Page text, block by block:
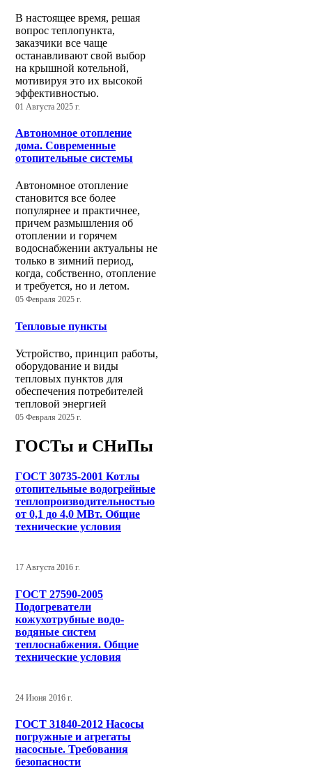
В настоящее время, решая
вопрос теплопункта,
заказчики все чаще
останавливают свой выбор
на крышной котельной,
мотивируя это их высокой
эффективностью.
01 Августа 2025 г.
Автономное отопление
дома. Современные
отопительные системы
Автономное отопление
становится все более
популярнее и практичнее,
причем размышления об
отоплении и горячем
водоснабжении актуальны не
только в зимний период,
когда, собственно, отопление
и требуется, но и летом.
05 Февраля 2025 г.
Тепловые пункты
Устройство, принцип работы,
оборудование и виды
тепловых пунктов для
обеспечения потребителей
тепловой энергией
05 Февраля 2025 г.
ГОСТы и СНиПы
ГОСТ 30735-2001 Котлы
отопительные водогрейные
теплопроизводительностью
от 0,1 до 4,0 МВт. Общие
технические условия
17 Августа 2016 г.
ГОСТ 27590-2005
Подогреватели
кожухотрубные водо-
водяные систем
теплоснабжения. Общие
технические условия
24 Июня 2016 г.
ГОСТ 31840-2012 Насосы
погружные и агрегаты
насосные. Требования
безопасности